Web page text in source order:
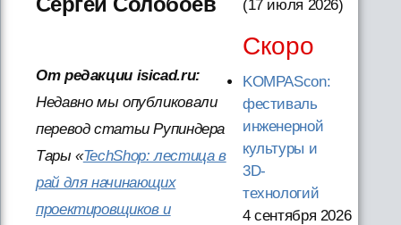
От редакции isicad.ru:
Недавно мы опубликовали
перевод статьи Рупиндера
Тары «TechShop: лестица в
рай для начинающих
проектировщиков и
(17 июля 2026)
Скоро
KOMPAScon:
фестиваль
инженерной
культуры и
3D-
технологий
4 сентября 2026